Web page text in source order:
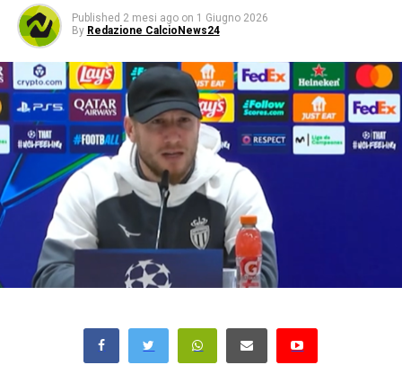
Published 2 mesi ago on 1 Giugno 2026
By Redazione CalcioNews24